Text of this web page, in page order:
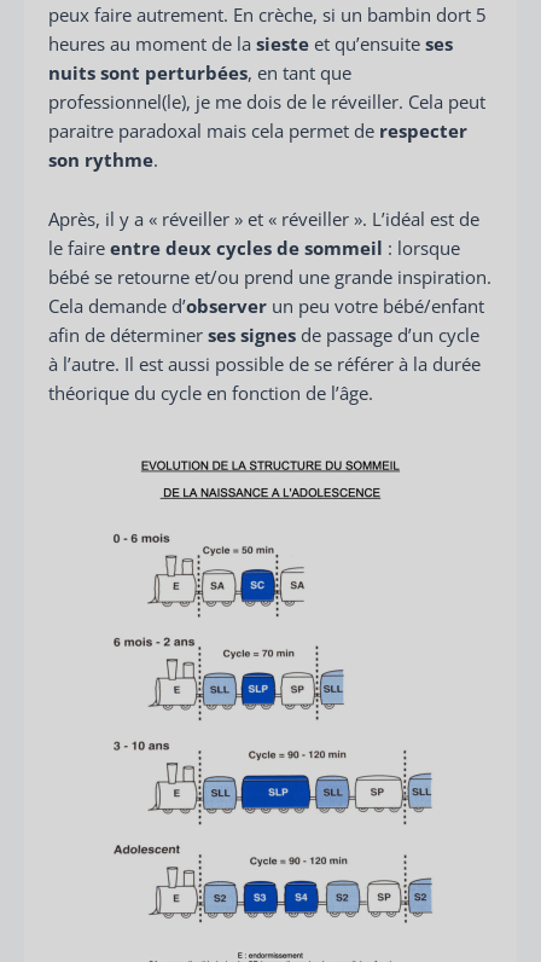
peux faire autrement. En crèche, si un bambin dort 5
heures au moment de la sieste et qu’ensuite ses
nuits sont perturbées, en tant que
professionnel(le), je me dois de le réveiller. Cela peut
paraitre paradoxal mais cela permet de respecter
son rythme.
Après, il y a « réveiller » et « réveiller ». L’idéal est de
le faire entre deux cycles de sommeil : lorsque
bébé se retourne et/ou prend une grande inspiration.
Cela demande d’observer un peu votre bébé/enfant
afin de déterminer ses signes de passage d’un cycle
à l’autre. Il est aussi possible de se référer à la durée
théorique du cycle en fonction de l’âge.